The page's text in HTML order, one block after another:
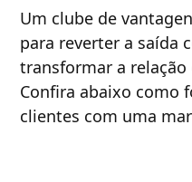
Um clube de
para reverter a saída
transformar a relação
Confira abaixo como
clientes com uma